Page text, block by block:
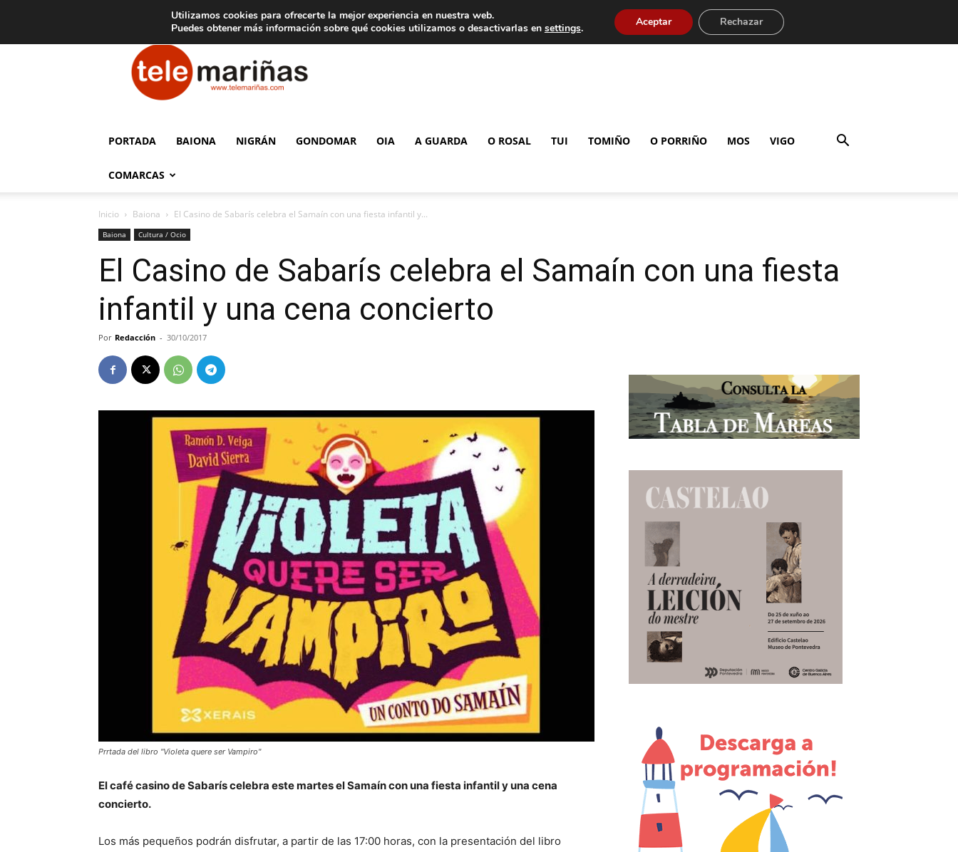
Aviso legal Tarifas de publicidad
Telemariñas
PORTADA BAIONA NIGRÁN GONDOMAR OIA A GUARDA O ROSAL TUI TOMIÑO O PORRIÑO MOS VIGO
COMARCAS
Inicio Baiona El Casino de Sabarís celebra el Samaín con una fiesta infantil y...
Baiona Cultura / Ocio
El Casino de Sabarís celebra el Samaín con una fiesta
infantil y una cena concierto
Por Redacción - 30/10/2017
Prrtada del libro "Violeta quere ser Vampiro"
El café casino de Sabarís celebra este martes el Samaín con una fiesta infantil y una cena
concierto.
Los más pequeños podrán disfrutar, a partir de las 17:00 horas, con la presentación del libro
Utilizamos cookies para ofrecerte la mejor experiencia en nuestra web.
Puedes obtener más información sobre qué cookies utilizamos o desactivarlas en settings. Aceptar Rechazar